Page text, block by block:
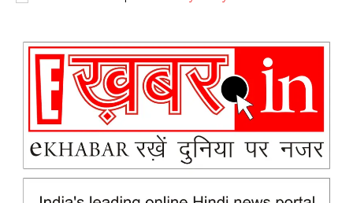
News Week
Magazine PRO